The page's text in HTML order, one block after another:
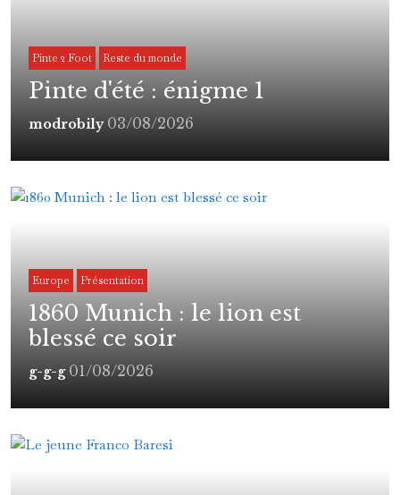
Pinte 2 Foot Reste du monde
Pinte d'été : énigme 1
modrobily 03/08/2026
Europe Présentation
1860 Munich : le lion est
blessé ce soir
g-g-g 01/08/2026